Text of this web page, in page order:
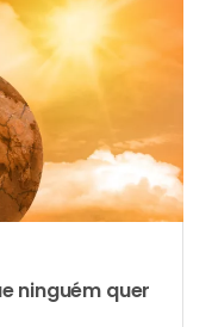
ninguém quer